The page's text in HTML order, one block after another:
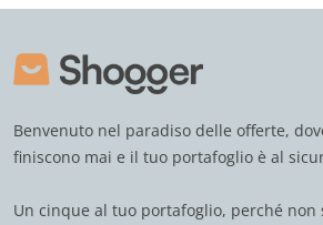
Benvenuto nel paradiso delle offerte,
finiscono mai e il tuo portafoglio è al
Un cinque al tuo portafoglio, perché non